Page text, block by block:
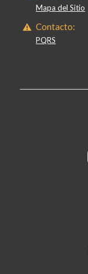
Mapa del Sitio
Contacto:
PQRS